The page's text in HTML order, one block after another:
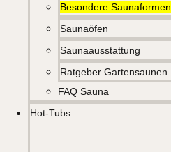
Besondere Saunaformen
Saunaöfen
Saunaausstattung
Ratgeber Gartensaunen
FAQ Sauna
Hot-Tubs